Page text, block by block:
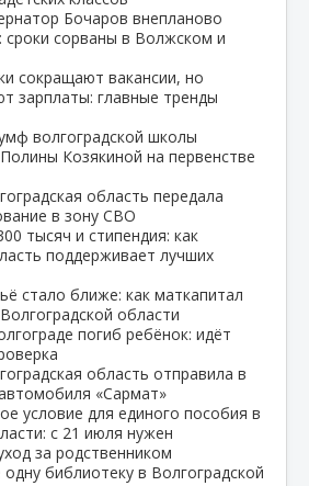
Бочаров внепланово
сроки сорваны в Волжском и
сокращают вакансии, но
зарплаты: главные тренды
волгоградской школы
Козякиной на первенстве
область передала
в зону СВО
тысяч и стипендия: как
поддерживает лучших
стало ближе: как маткапитал
области
погиб ребёнок: идёт
область отправила в
«Сармат»
условие для единого пособия в
с 21 июля нужен
за родственником
библиотеку в Волгоградской